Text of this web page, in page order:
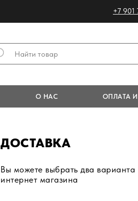
+7 901
О НАС ОПЛАТА
Вы можете выбрать два
интернет магазина
ДОСТАВКА